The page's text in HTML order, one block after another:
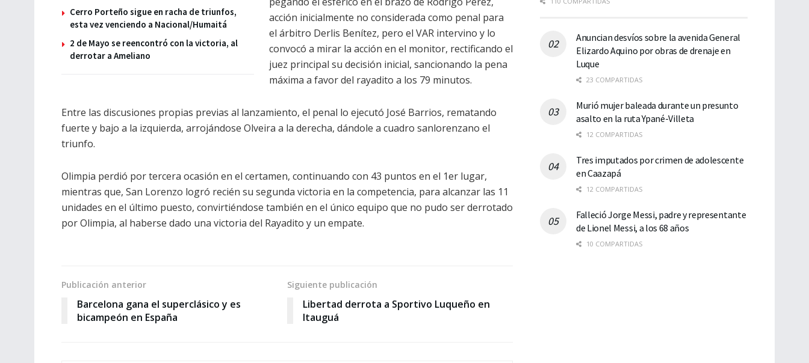
Cerro Porteño sigue en racha de triunfos,
esta vez venciendo a Nacional/Humaitá
2 de Mayo se reencontró con la victoria, al
derrotar a Ameliano
acción inicialmente no considerada como penal para
el árbitro Derlis Benítez, pero el VAR intervino y lo
convocó a mirar la acción en el monitor, rectificando el
juez principal su decisión inicial, sancionando la pena
máxima a favor del rayadito a los 79 minutos.
Entre las discusiones propias previas al lanzamiento, el penal lo ejecutó José Barrios, rematando
fuerte y bajo a la izquierda, arrojándose Olveira a la derecha, dándole a cuadro sanlorenzano el
triunfo.
Olimpia perdió por tercera ocasión en el certamen, continuando con 43 puntos en el 1er lugar,
mientras que, San Lorenzo logró recién su segunda victoria en la competencia, para alcanzar las 11
unidades en el último puesto, convirtiéndose también en el único equipo que no pudo ser derrotado
por Olimpia, al haberse dado una victoria del Rayadito y un empate.
Publicación anterior
Barcelona gana el superclásico y es
bicampeón en España
Siguiente publicación
Libertad derrota a Sportivo Luqueño en
Itauguá
Anuncian desvíos sobre la avenida General
Elizardo Aquino por obras de drenaje en
Luque
23 COMPARTIDAS
Murió mujer baleada durante un presunto
asalto en la ruta Ypané-Villeta
12 COMPARTIDAS
Tres imputados por crimen de adolescente
en Caazapá
12 COMPARTIDAS
Falleció Jorge Messi, padre y representante
de Lionel Messi, a los 68 años
10 COMPARTIDAS